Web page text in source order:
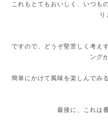
これもとてもおいしく、いつも
り
ですので、どうぞ堅苦しく考え
ング
簡単にかけて風味を楽しんでみ
最後に、これは